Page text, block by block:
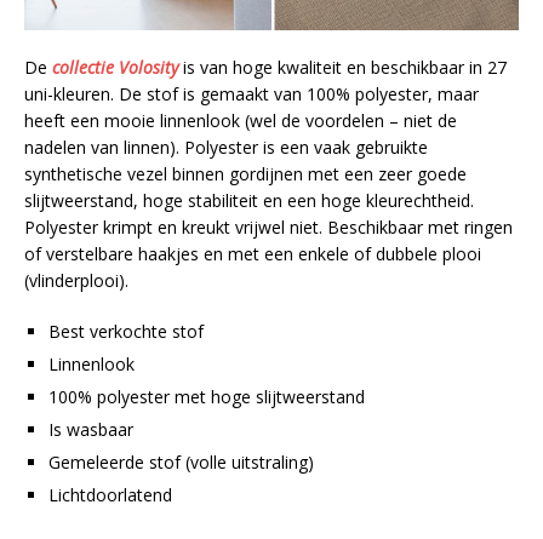
De collectie Volosityis van hoge kwaliteit en beschikbaar in 27
uni-kleuren. De stof is gemaakt van 100% polyester, maar
heeft een mooie linnenlook (wel de voordelen – niet de
nadelen van linnen). Polyester is een vaak gebruikte
synthetische vezel binnen gordijnen met een zeer goede
slijtweerstand, hoge stabiliteit en een hoge kleurechtheid.
Polyester krimpt en kreukt vrijwel niet. Beschikbaar met ringen
of verstelbare haakjes en met een enkele of dubbele plooi
(vlinderplooi).
Best verkochte stof
Linnenlook
100% polyester met hoge slijtweerstand
Is wasbaar
Gemeleerde stof (volle uitstraling)
Lichtdoorlatend